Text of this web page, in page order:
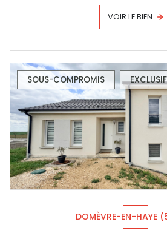
VOIR LE BIEN
SOUS-COMPROMIS EXCLUSIF
DOMÈVRE-EN-HAYE